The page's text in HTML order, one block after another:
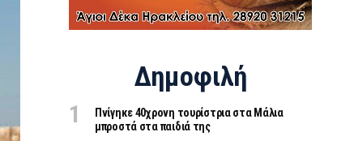
Δημοφιλή
Πνίγηκε 40χρονη τουρίστρια στα Μάλια
μπροστά στα παιδιά της